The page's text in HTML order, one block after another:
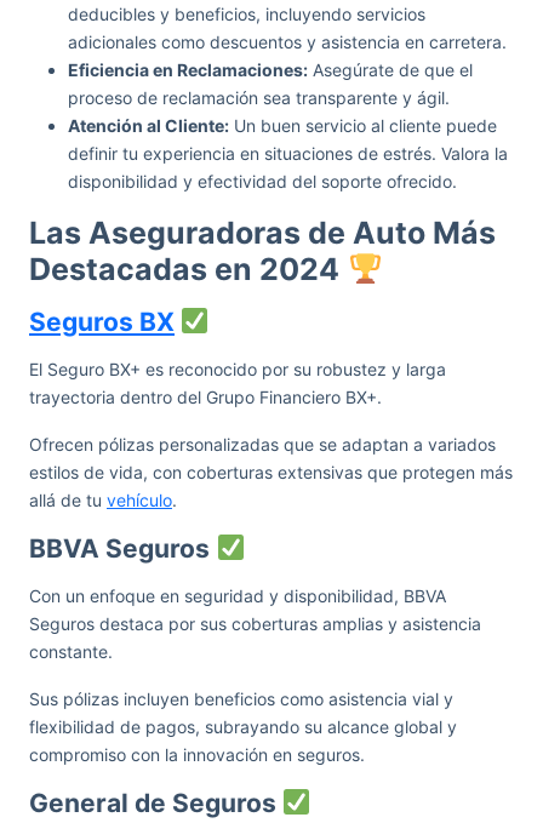
deducibles y beneficios, incluyendo servicios
adicionales como descuentos y asistencia en carretera.
Eficiencia en Reclamaciones: Asegúrate de que el
proceso de reclamación sea transparente y ágil.
Atención al Cliente: Un buen servicio al cliente puede
definir tu experiencia en situaciones de estrés. Valora la
disponibilidad y efectividad del soporte ofrecido.
Las Aseguradoras de Auto Más
Destacadas en 2024
Seguros BX
El Seguro BX+ es reconocido por su robustez y larga
trayectoria dentro del Grupo Financiero BX+.
Ofrecen pólizas personalizadas que se adaptan a variados
estilos de vida, con coberturas extensivas que protegen más
allá de tu vehículo.
BBVA Seguros
Con un enfoque en seguridad y disponibilidad, BBVA
Seguros destaca por sus coberturas amplias y asistencia
constante.
Sus pólizas incluyen beneficios como asistencia vial y
flexibilidad de pagos, subrayando su alcance global y
compromiso con la innovación en seguros.
General de Seguros